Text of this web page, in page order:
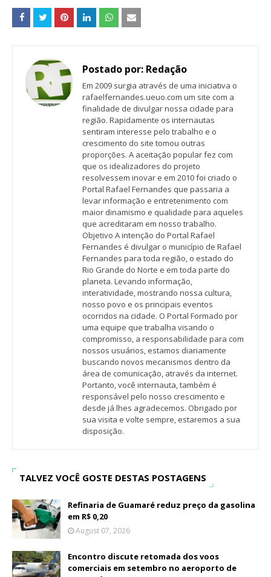
Postado por: Redação
Em 2009 surgia através de uma iniciativa o
rafaelfernandes.ueuo.com um site com a
finalidade de divulgar nossa cidade para
região. Rapidamente os internautas
sentiram interesse pelo trabalho e o
crescimento do site tomou outras
proporções. A aceitação popular fez com
que os idealizadores do projeto
resolvessem inovar e em 2010 foi criado o
Portal Rafael Fernandes que passaria a
levar informação e entretenimento com
maior dinamismo e qualidade para aqueles
que acreditaram em nosso trabalho.
Objetivo A intenção do Portal Rafael
Fernandes é divulgar o município de Rafael
Fernandes para toda região, o estado do
Rio Grande do Norte e em toda parte do
planeta. Levando informação,
interatividade, mostrando nossa cultura,
nosso povo e os principais eventos
ocorridos na cidade. O Portal Formado por
uma equipe que trabalha visando o
compromisso, a responsabilidade para com
nossos usuários, estamos diariamente
buscando novos mecanismos dentro da
área de comunicação, através da internet.
Portanto, você internauta, também é
responsável pelo nosso crescimento e
desde já lhes agradecemos. Obrigado por
sua visita e volte sempre, estaremos a sua
disposição.
TALVEZ VOCÊ GOSTE DESTAS POSTAGENS
Refinaria de Guamaré reduz preço da gasolina
em R$ 0,20
August 07, 2026
Encontro discute retomada dos voos
comerciais em setembro no aeroporto de